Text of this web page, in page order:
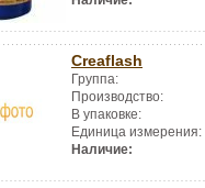
Creaflash
Группа:
Производство:
В упаковке:
Единица измерения:
Наличие: